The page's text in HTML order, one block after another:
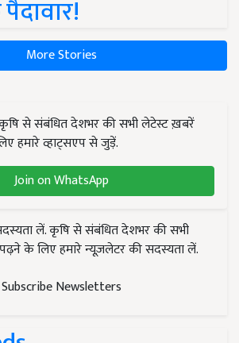
More Stories
से संबंधित देशभर की सभी लेटेस्ट ख़बरें
हमारे व्हाट्सएप से जुड़ें.
Join on WhatsApp
लें. कृषि से संबंधित देशभर की सभी
के लिए हमारे न्यूज़लेटर की सदस्यता लें.
Subscribe Newsletters